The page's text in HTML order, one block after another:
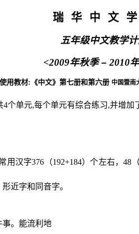
瑞 华 中 文 学
五年级中文教学
<2009年秋季– 2010
用教材: 《中文》第七册和第六册 中国暨南
4个单元,每个单元有综合练习,并增加
用汉字376 （192+184）个左右，48 （
近字和同音字。
事。能流利地